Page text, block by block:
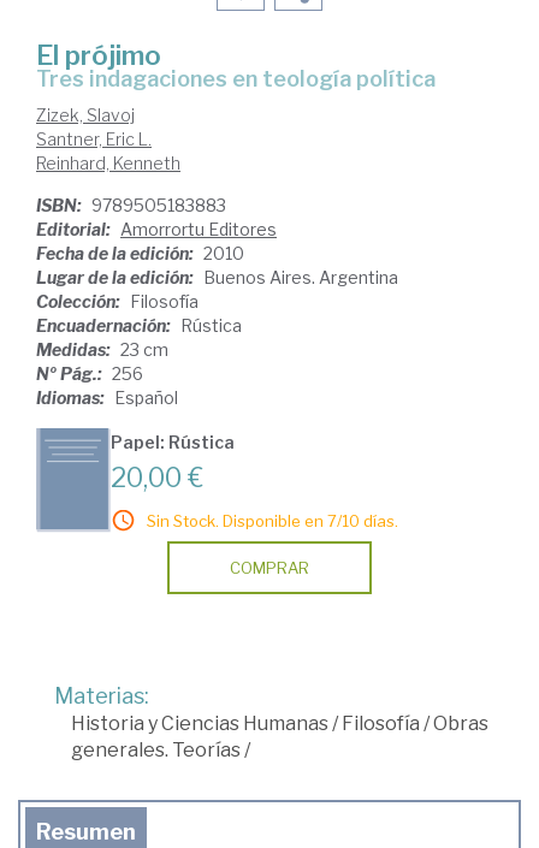
El prójimo
tres indagaciones en teología política
Zizek, Slavoj
Santner, Eric L.
Reinhard, Kenneth
ISBN: 9789505183883
Editorial: Amorrortu Editores
Fecha de la edición: 2010
Lugar de la edición: Buenos Aires. Argentina
Colección: Filosofía
Encuadernación: Rústica
Medidas: 23 cm
Nº Pág.: 256
Idiomas: Español
Papel: Rústica
20,00 €
Sin Stock. Disponible en 7/10 días.
COMPRAR
Materias:
Historia y Ciencias Humanas /Filosofía /Obras
generales. Teorías /
Resumen